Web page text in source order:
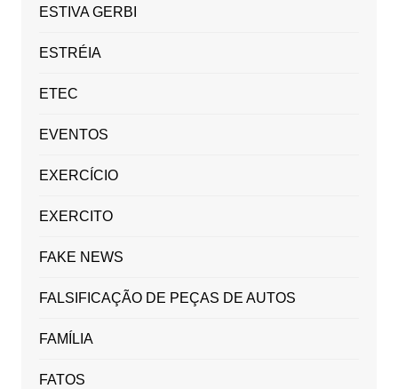
ESTIVA GERBI
ESTRÉIA
ETEC
EVENTOS
EXERCÍCIO
EXERCITO
FAKE NEWS
FALSIFICAÇÃO DE PEÇAS DE AUTOS
FAMÍLIA
FATOS